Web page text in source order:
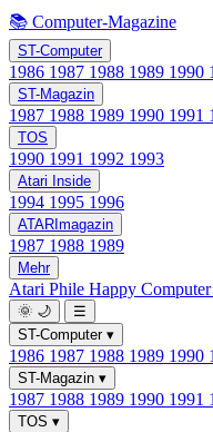
📚 Computer-Magazine
ST-Computer
1986 1987 1988 1989 1990
ST-Magazin
1987 1988 1989 1990 1991
TOS
1990 1991 1992 1993
Atari Inside
1994 1995 1996
ATARImagazin
1987 1988 1989
Mehr
Atari Phile Happy Computer
🌞 🌙
☰
ST-Computer ▾
1986 1987 1988 1989 1990
ST-Magazin ▾
1987 1988 1989 1990 1991
TOS ▾